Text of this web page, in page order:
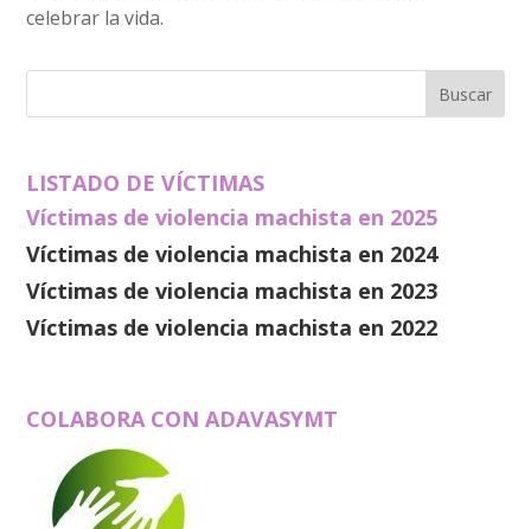
celebrar la vida.
LISTADO DE VÍCTIMAS
Víctimas de violencia machista en 2025
Víctimas de violencia machista en 2024
Víctimas de violencia machista en 2023
Víctimas de violencia machista en 2022
COLABORA CON ADAVASYMT